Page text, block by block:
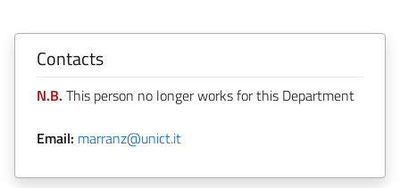
Contacts
N.B. This person no longer works for this Department
Email: marranz@unict.it